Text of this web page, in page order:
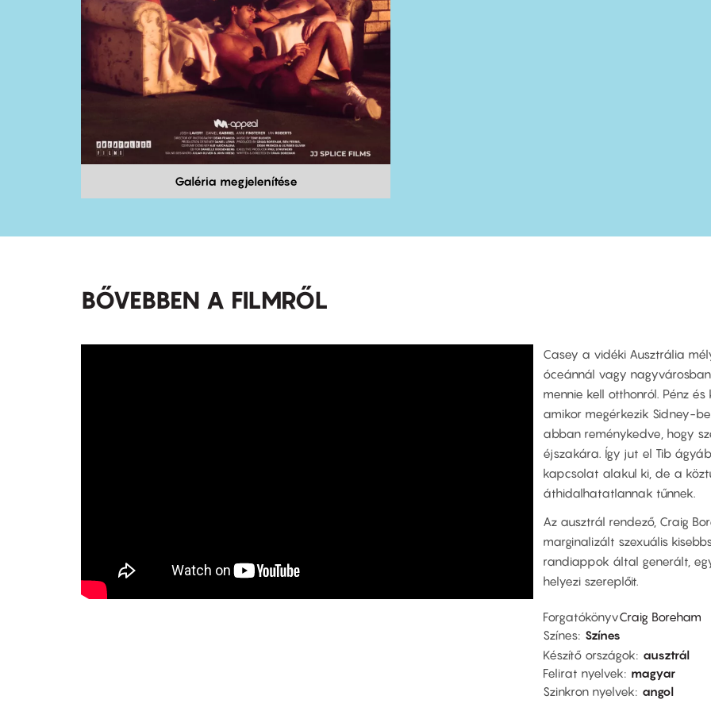
Galéria megjelenítése
BŐVEBBEN A FILMRŐL
Casey a vidéki Ausztrália
óceánnál vagy
mennie kell otthonról. Pénz
amikor megérkezik Sidney-
abban reménykedve, hogy
éjszakára. Így jut el Tib
kapcsolat alakul ki, de a
áthidalhatatlannak tűnnek.
Az ausztrál rendező, Craig
marginalizált szexuális
randiappok által generált,
helyezi szereplőit.
ForgatókönyvCraig Boreham
Színes Színes
Készítő országok
ausztrál
Felirat nyelvek
magyar
Szinkron nyelvek
angol